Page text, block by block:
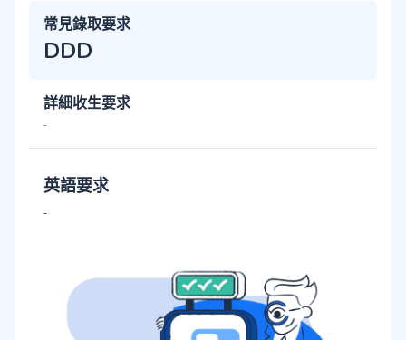
常見錄取要求
DDD
詳細收生要求
-
英語要求
-